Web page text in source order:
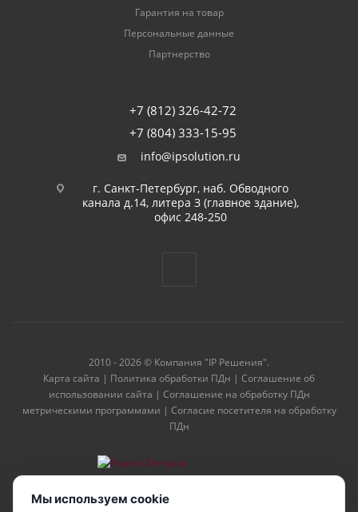
Гарантия на товар
Персональные данные
Партнерство
+7 (812) 326-42-72
+7 (804) 333-15-95
info@ipsolution.ru
г. Санкт-Петербург, наб. Обводного
канала д.14, литера З (главное здание),
офис 248-250
2010 - 2026 © Компания "IP Решения".
Карта сайта | Политика обработки ПДн | Соглашение об
использовании сайта | Соглашение на обработку ПДн
метрическими программами | Согласие посетителя на обработку
ПДн
Мы используем cookie